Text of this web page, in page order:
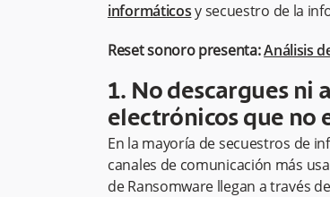
informáticosy secuestro de la
Reset sonoro presenta:Análisis
1. No descargues ni
electrónicos que no
En la mayoría de secuestros de
canales de comunicación más
de Ransomware llegan a través